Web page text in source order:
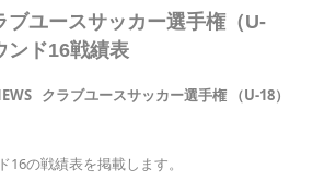
ブユースサッカー選手権（U-
ド16戦績表
クラブユースサッカー選手権 （U-18）
の戦績表を掲載します。